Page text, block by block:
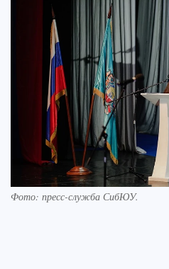
Фото: пресс-служба СибЮУ.